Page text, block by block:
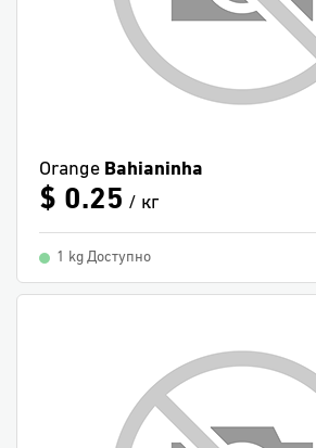
Orange Bahianinha
$ 0.25 / кг
1 kg Доступно